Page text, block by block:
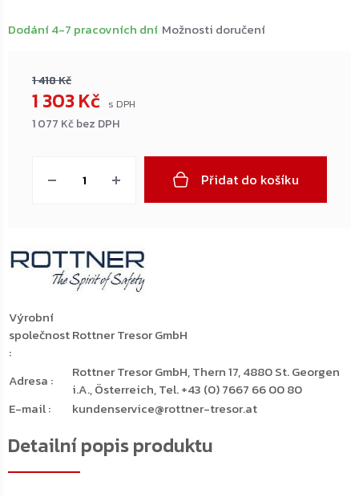
1 418 Kč
1 303 Kč
1 077 Kč bez DPH
Dodání 4-7 pracovních dní Možnosti doručení
Přidat do košíku
Detailní popis produktu
Výrobní
společnost
:
Rottner Tresor GmbH
Adresa :
Rottner Tresor GmbH, Thern 17, 4880 St. Georgen
i.A., Österreich, Tel. +43 (0) 7667 66 00 80
E-mail: kundenservice@rottner-tresor.at